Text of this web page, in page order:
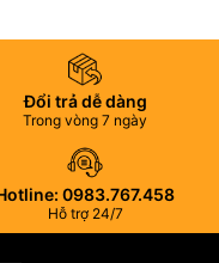
Đổi trả dễ dàng
Trong vòng 7 ngày
0983.767.458
Hỗ trợ 24/7